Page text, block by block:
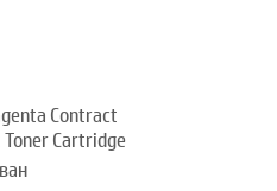
Contract
Cartridge